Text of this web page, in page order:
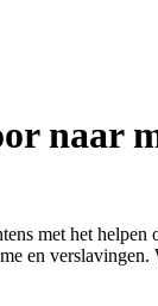
naar
met het
en